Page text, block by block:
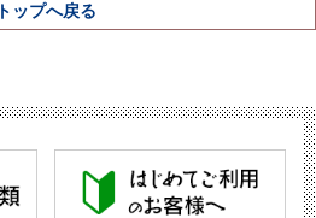
トップへ戻る